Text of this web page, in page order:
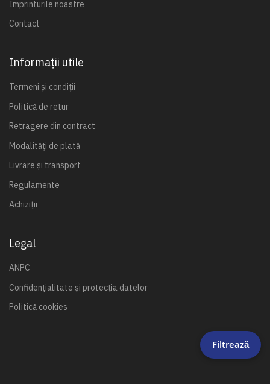
Imprinturile noastre
Contact
Informații utile
Termeni și condiții
Politică de retur
Retragere din contract
Modalități de plată
Livrare și transport
Regulamente
Achiziții
Legal
ANPC
Confidențialitate și protecția datelor
Politică cookies
Filtrează